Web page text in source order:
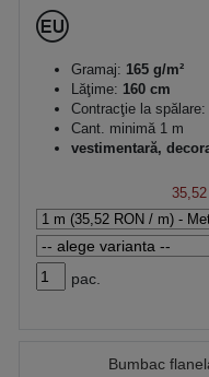
Gramaj: 165 g/m²
Lăţime: 160 cm
Contracţie la spălare:
Cant. minimă 1 m
vestimentară,
pac.
Bumbac